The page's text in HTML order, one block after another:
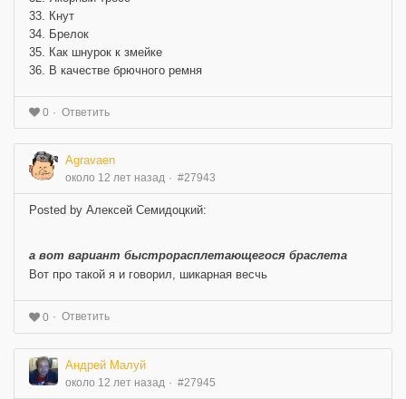
33. Кнут
34. Брелок
35. Как шнурок к змейке
36. В качестве брючного ремня
0 Ответить
Agravaen
около 12 лет назад #27943
Posted by Алексей Семидоцкий:
а вот вариант быстрорасплетающегося браслета
Вот про такой я и говорил, шикарная весчь
0 Ответить
Андрей Малуй
около 12 лет назад #27945